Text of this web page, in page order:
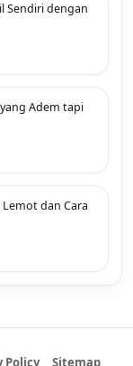
Sendiri dengan
Adem tapi
dan Cara